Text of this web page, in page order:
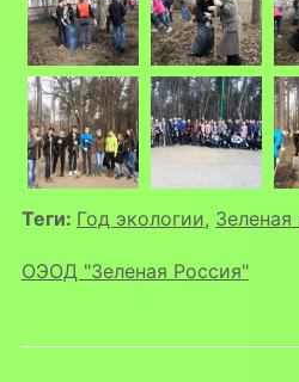
Теги: Год экологии, Зеленая
ОЭОД "Зеленая Россия"